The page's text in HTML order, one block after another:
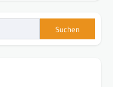
Suchen